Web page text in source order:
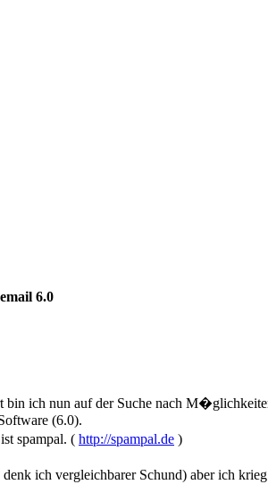
6.0
ich nun auf der Suche nach
(6.0).
spampal. ( http://spampal.de )
ich vergleichbarer Schund) aber ich